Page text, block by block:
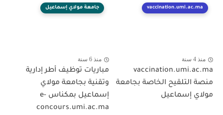
vaccination.umi.ac.ma
منذ 4 سنة
vaccination.umi.ac.ma
منصة التلقيح الخاصة بجامعة
مولاي إسماعيل
جامعة مولاي إسماعيل
منذ 6 سنة
مباريات توظيف أطر إدارية
وتقنية بجامعة مولاي
إسماعيل بمكناس e-
concours.umi.ac.ma